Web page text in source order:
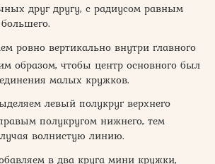
друг другу, с радиусом равным
ровно вертикально внутри главного
образом, чтобы центр основного был
малых кружков.
левый полукруг верхнего
полукругом нижнего, тем
волнистую линию.
в два круга мини кружки,